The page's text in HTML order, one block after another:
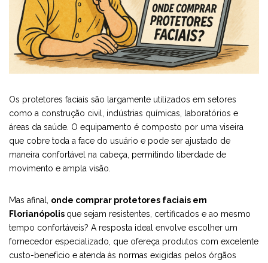
Os protetores faciais são largamente utilizados em setores
como a construção civil, indústrias químicas, laboratórios e
áreas da saúde. O equipamento é composto por uma viseira
que cobre toda a face do usuário e pode ser ajustado de
maneira confortável na cabeça, permitindo liberdade de
movimento e ampla visão.
Mas afinal, onde comprar protetores faciais em
Florianópolis que sejam resistentes, certificados e ao mesmo
tempo confortáveis? A resposta ideal envolve escolher um
fornecedor especializado, que ofereça produtos com excelente
custo-benefício e atenda às normas exigidas pelos órgãos